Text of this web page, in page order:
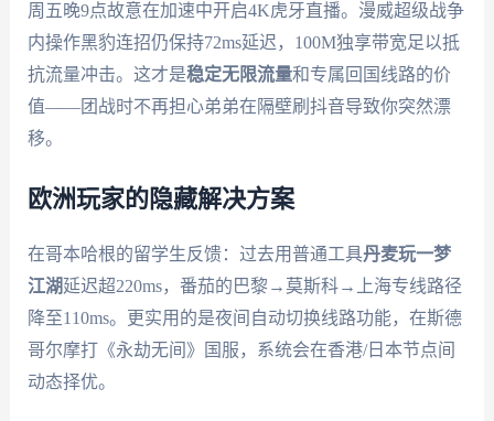
周五晚9点故意在加速中开启4K虎牙直播。漫威超级战争
内操作黑豹连招仍保持72ms延迟，100M独享带宽足以抵
抗流量冲击。这才是稳定无限流量和专属回国线路的价
值——团战时不再担心弟弟在隔壁刷抖音导致你突然漂
移。
欧洲玩家的隐藏解决方案
在哥本哈根的留学生反馈：过去用普通工具丹麦玩一梦
江湖延迟超220ms，番茄的巴黎→莫斯科→上海专线路径
降至110ms。更实用的是夜间自动切换线路功能，在斯德
哥尔摩打《永劫无间》国服，系统会在香港/日本节点间
动态择优。